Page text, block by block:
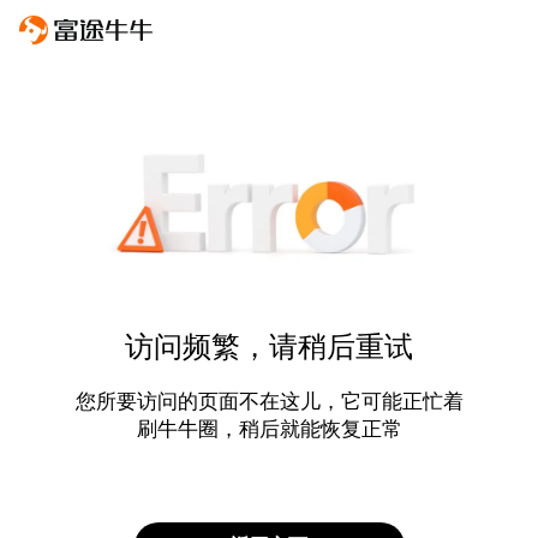
访问频繁，请稍后重试
您所要访问的页面不在这儿，它可能正忙着
刷牛牛圈，稍后就能恢复正常